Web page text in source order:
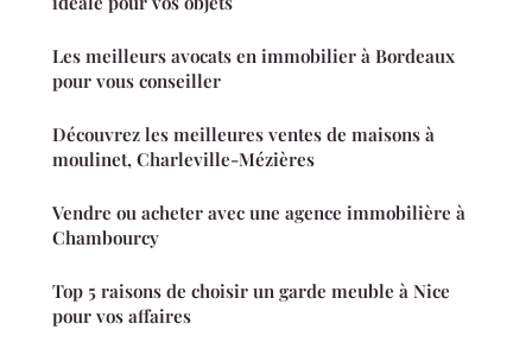
Les meilleurs avocats en immobilier à Bordeaux
pour vous conseiller
Découvrez les meilleures ventes de maisons à
moulinet, Charleville-Mézières
Vendre ou acheter avec une agence immobilière à
Chambourcy
Top 5 raisons de choisir un garde meuble à Nice
pour vos affaires